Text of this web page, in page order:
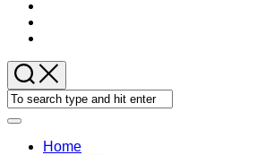
Expand
Home